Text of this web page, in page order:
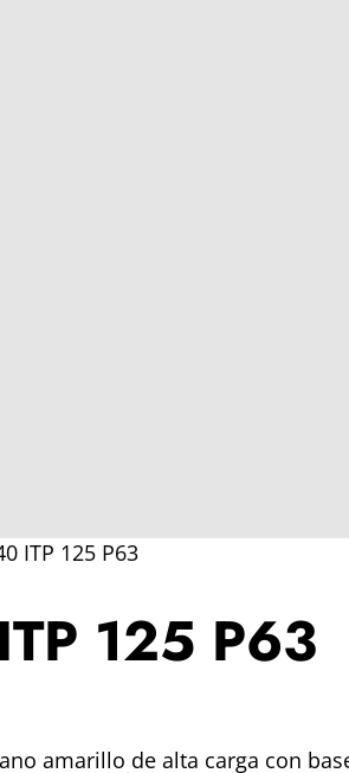
ITP 125 P63
125 P63
amarillo de alta carga con